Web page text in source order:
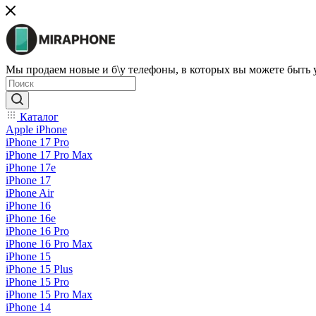
Мы продаем новые и б\у телефоны, в которых вы можете быть
Каталог
Apple iPhone
iPhone 17 Pro
iPhone 17 Pro Max
iPhone 17e
iPhone 17
iPhone Air
iPhone 16
iPhone 16e
iPhone 16 Pro
iPhone 16 Pro Max
iPhone 15
iPhone 15 Plus
iPhone 15 Pro
iPhone 15 Pro Max
iPhone 14